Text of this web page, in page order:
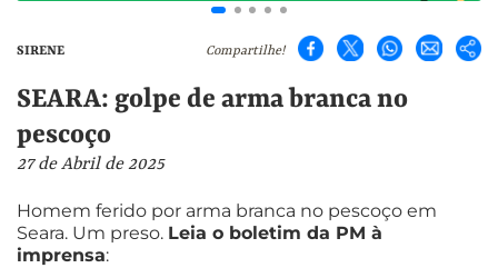
SIRENE Compartilhe!
SEARA: golpe de arma branca no
pescoço
27 de Abril de 2025
Homem ferido por arma branca no pescoço em
Seara. Um preso. Leia o boletim da PM à
imprensa: